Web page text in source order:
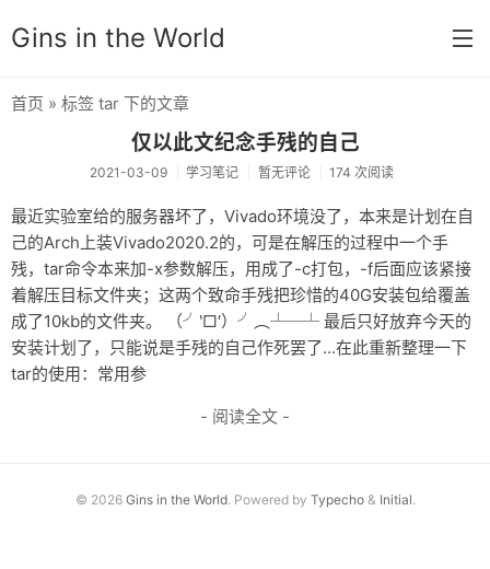
Gins in the World
分类
默认分类
杂谈
思想锚点
学习笔记
友链
首页 » 标签 tar 下的文章
仅以此文纪念手残的自己
2021-03-09 学习笔记 暂无评论 174 次阅读
最近实验室给的服务器坏了，Vivado环境没了，本来是计划在自
己的Arch上装Vivado2020.2的，可是在解压的过程中一个手
残，tar命令本来加-x参数解压，用成了-c打包，-f后面应该紧接
着解压目标文件夹；这两个致命手残把珍惜的40G安装包给覆盖
成了10kb的文件夹。 （╯‵□′）╯︵┴─┴ 最后只好放弃今天的
安装计划了，只能说是手残的自己作死罢了...在此重新整理一下
tar的使用：常用参
- 阅读全文 -
© 2026 Gins in the World. Powered by Typecho& Initial.